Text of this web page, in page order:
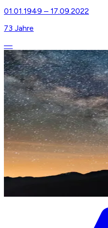
01.01.1949 – 17.09.2022
73 Jahre
—